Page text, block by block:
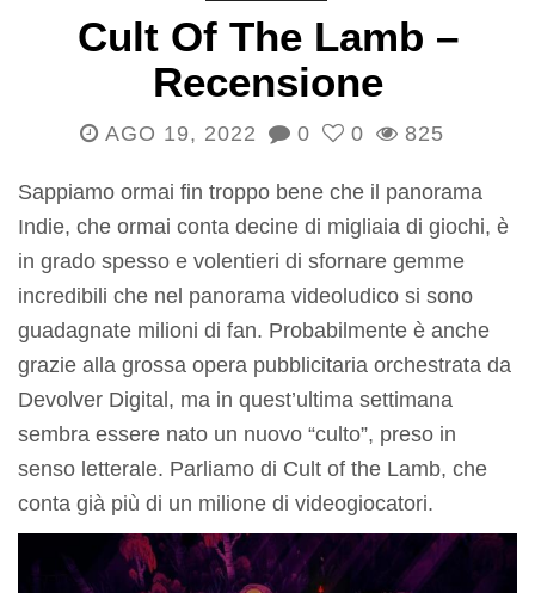
Cult Of The Lamb –
Recensione
AGO 19, 2022 0 0 825
Sappiamo ormai fin troppo bene che il panorama
Indie, che ormai conta decine di migliaia di giochi, è
in grado spesso e volentieri di sfornare gemme
incredibili che nel panorama videoludico si sono
guadagnate milioni di fan. Probabilmente è anche
grazie alla grossa opera pubblicitaria orchestrata da
Devolver Digital, ma in quest’ultima settimana
sembra essere nato un nuovo “culto”, preso in
senso letterale. Parliamo di Cult of the Lamb, che
conta già più di un milione di videogiocatori.